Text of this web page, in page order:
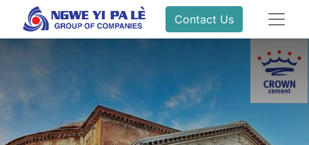
Contact Us